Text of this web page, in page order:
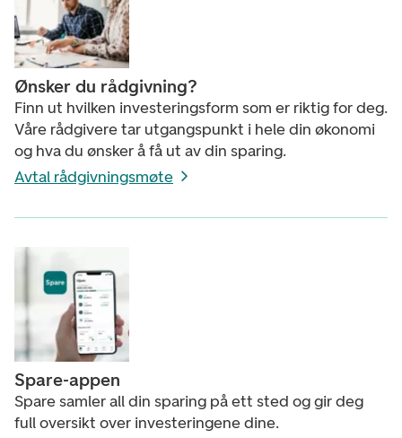
Ønsker du rådgivning?
Finn ut hvilken investeringsform som er riktig for deg.
Våre rådgivere tar utgangspunkt i hele din økonomi
og hva du ønsker å få ut av din sparing.
Avtal rådgivningsmøte
Spare-appen
Spare samler all din sparing på ett sted og gir deg
full oversikt over investeringene dine.